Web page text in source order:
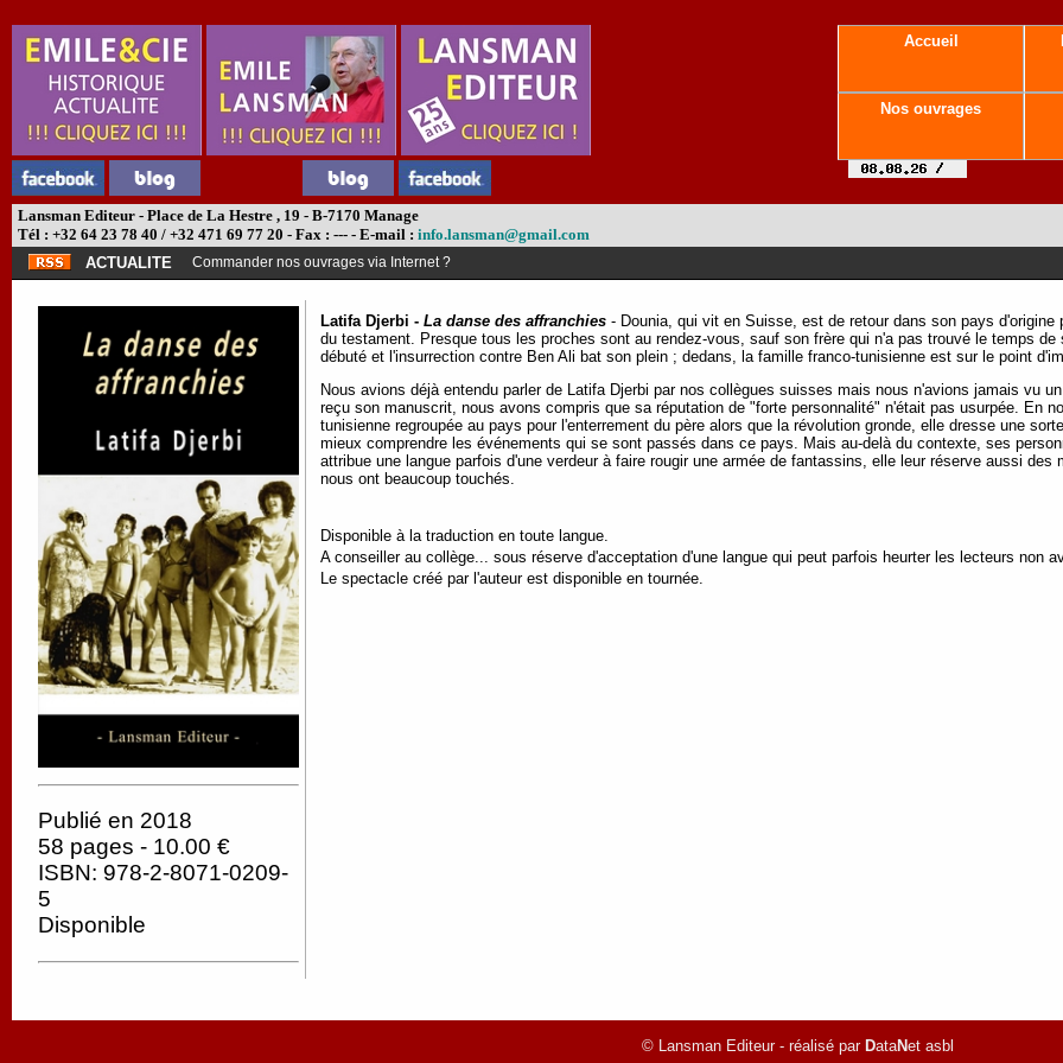
Accueil
Nos ouvrages
Lansman Editeur - Place de La Hestre , 19 - B-7170 Manage
Tél : +32 64 23 78 40 / +32 471 69 77 20 - Fax : --- - E-mail : info.lansman@gmail.com
ACTUALITE Commander nos ouvrages via Internet ?
Publié en 2018
58 pages - 10.00 €
ISBN: 978-2-8071-0209-
5
Disponible
Latifa Djerbi - La danse des affranchies - Dounia, qui vit en Suisse, est de retour dans son pays d'origine
du testament. Presque tous les proches sont au rendez-vous, sauf son frère qui n'a pas trouvé le temps de
débuté et l'insurrection contre Ben Ali bat son plein ; dedans, la famille franco-tunisienne est sur le point
Nous avions déjà entendu parler de Latifa Djerbi par nos collègues suisses mais nous n'avions jamais vu
reçu son manuscrit, nous avons compris que sa réputation de "forte personnalité" n'était pas usurpée. En
tunisienne regroupée au pays pour l'enterrement du père alors que la révolution gronde, elle dresse une
mieux comprendre les événements qui se sont passés dans ce pays. Mais au-delà du contexte, ses
attribue une langue parfois d'une verdeur à faire rougir une armée de fantassins, elle leur réserve aussi des
nous ont beaucoup touchés.
Disponible à la traduction en toute langue.
A conseiller au collège... sous réserve d'acceptation d'une langue qui peut parfois heurter les lecteurs non
Le spectacle créé par l'auteur est disponible en tournée.
© Lansman Editeur - réalisé par DataNet asbl